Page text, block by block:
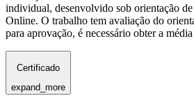
individual, desenvolvido sob orientação
Online. O trabalho tem avaliação do
para aprovação, é necessário obter a
Certificado
expand_more